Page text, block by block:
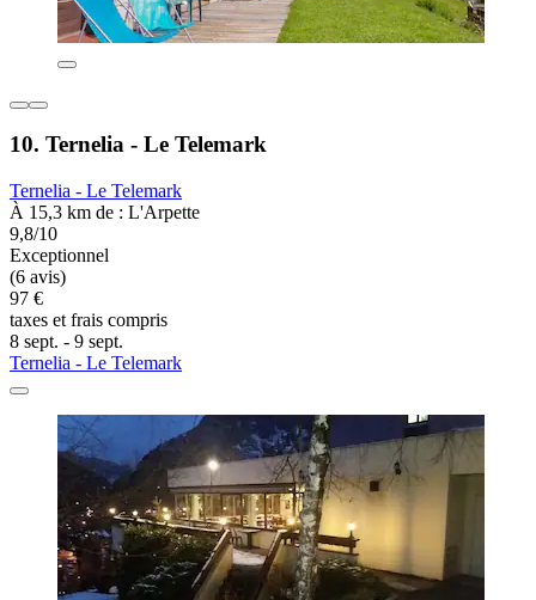
10. Ternelia - Le Telemark
Ternelia - Le Telemark
À 15,3 km de : L'Arpette
9,8/10
Exceptionnel
(6 avis)
97 €
taxes et frais compris
8 sept. - 9 sept.
Ternelia - Le Telemark